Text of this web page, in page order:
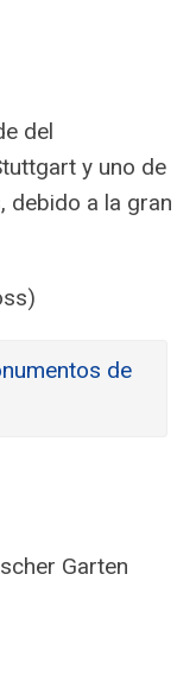
del
y uno de
debido a la gran
de
Garten